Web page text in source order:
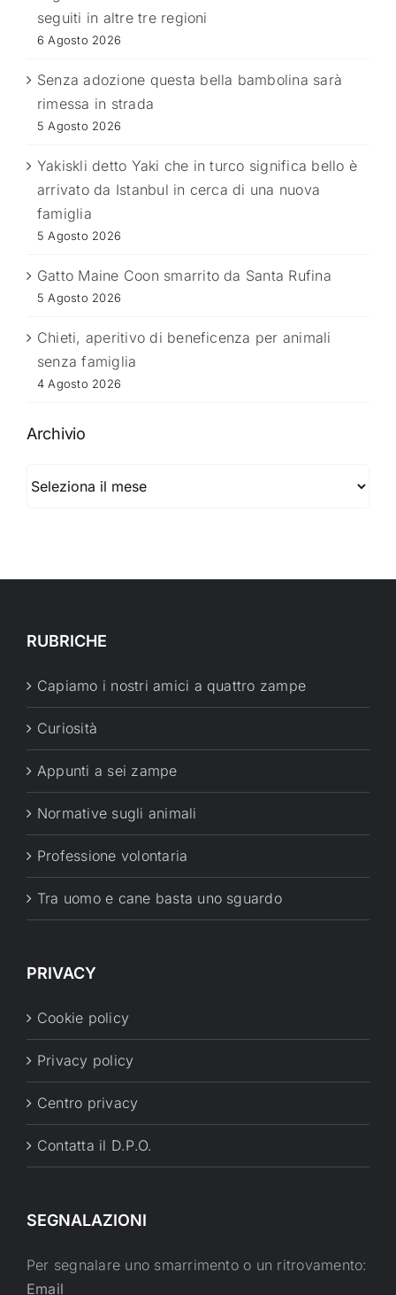
seguiti in altre tre regioni
6 Agosto 2026
Senza adozione questa bella bambolina sarà
rimessa in strada
5 Agosto 2026
Yakiskli detto Yaki che in turco significa bello è
arrivato da Istanbul in cerca di una nuova
famiglia
5 Agosto 2026
Gatto Maine Coon smarrito da Santa Rufina
5 Agosto 2026
Chieti, aperitivo di beneficenza per animali
senza famiglia
4 Agosto 2026
Archivio
RUBRICHE
Capiamo i nostri amici a quattro zampe
Curiosità
Appunti a sei zampe
Normative sugli animali
Professione volontaria
Tra uomo e cane basta uno sguardo
PRIVACY
Cookie policy
Privacy policy
Centro privacy
Contatta il D.P.O.
SEGNALAZIONI
Per segnalare uno smarrimento o un ritrovamento:
Email